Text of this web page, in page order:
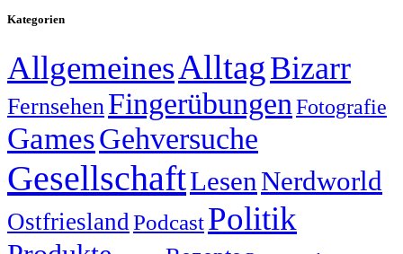
Kategorien
AllgemeinesAlltagBizarr
FernsehenFingerübungen Fotografie
GamesGehversuche
GesellschaftLesenNerdworld
OstfrieslandPodcastPolitik